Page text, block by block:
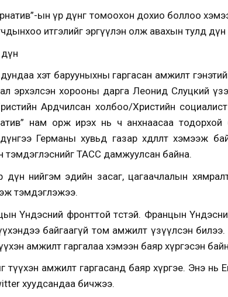
ын үр дүнг томоохон дохио боллоо
итгэлийг эргүүлэн олж авахын тулд
хэт барууныхны гаргасан амжилт
эрхэлсэн хорооны дарга Леонид Слуцкий
Ардчилсан холбоо/Христийн
нам орж ирэх нь ч анхнаасаа тодорхой
дүнгээ Германы хувьд газар хөдлөлт хэмээж
тэмдэглэснийг ТАСС дамжуулсан байна.
дүн нийгэм эдийн засаг, цагаачлалын
тэмдэглэжээ.
Үндэсний фронттой төстэй. Францын
байгаагүй том амжилт үзүүлсэн
амжилт гаргалаа хэмээн баяр хүргэсэн
түүхэн амжилт гаргасанд баяр хүргэе. Энэ нь
хуудсандаа бичжээ.